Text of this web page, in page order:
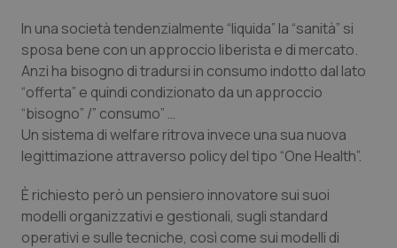
In una società tendenzialmente “liquida” la “sanità” si
sposa bene con un approccio liberista e di mercato.
Anzi ha bisogno di tradursi in consumo indotto dal lato
“offerta” e quindi condizionato da un approccio
“bisogno” /” consumo” …
Un sistema di welfare ritrova invece una sua nuova
legittimazione attraverso policy del tipo “One Health”.
È richiesto però un pensiero innovatore sui suoi
modelli organizzativi e gestionali, sugli standard
operativi e sulle tecniche, così come sui modelli di